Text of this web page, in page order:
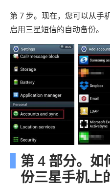
第 7 步。现在，您可以从手
启用三星短信的自动备份。
第 4 部分。如
份三星手机上